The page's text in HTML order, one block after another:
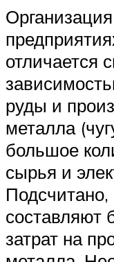
отличается
руды и
металла
большое
сырья и
составляют
затрат на